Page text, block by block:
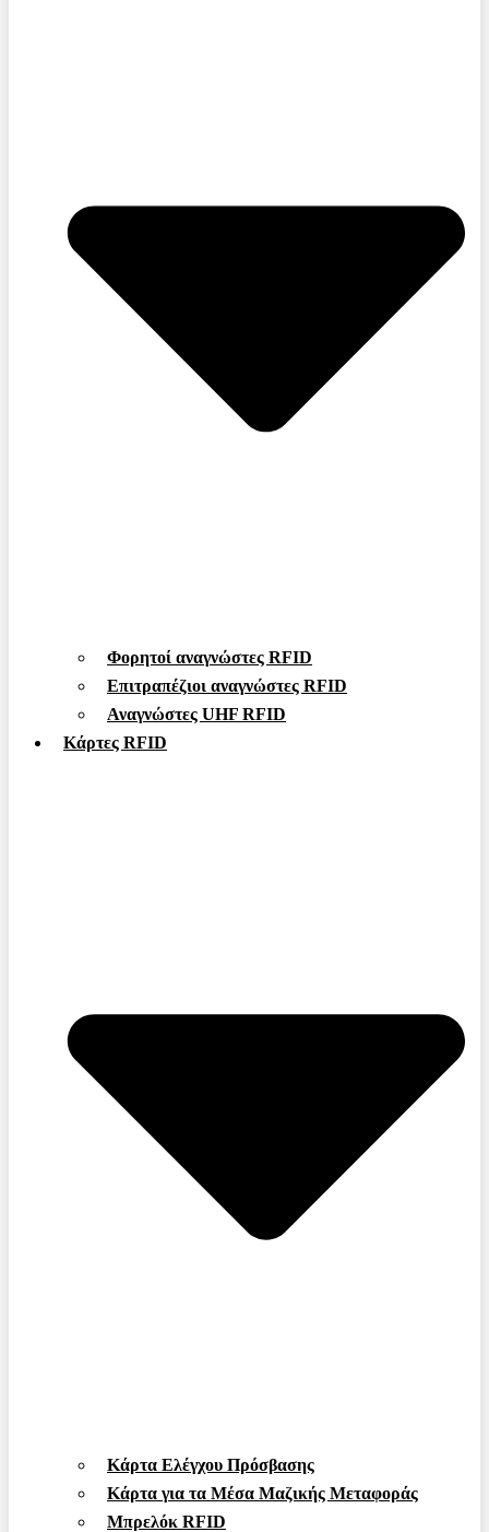
Φορητοί αναγνώστες RFID
Επιτραπέζιοι αναγνώστες RFID
Αναγνώστες UHF RFID
Κάρτες RFID
Κάρτα Ελέγχου Πρόσβασης
Κάρτα για τα Μέσα Μαζικής Μεταφοράς
Μπρελόκ RFID